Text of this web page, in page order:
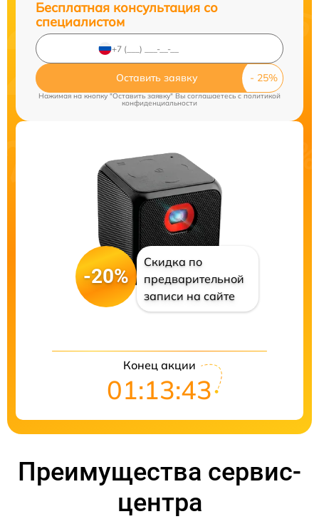
Бесплатная консультация со
специалистом
Оставить заявку
Нажимая на кнопку "Оставить заявку" Вы соглашаетесь c политикой
конфиденциальности
-20%
Скидка по
предварительной
записи на сайте
Конец акции
01:13:42
Преимущества сервис-
центра